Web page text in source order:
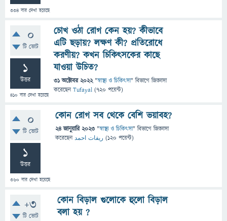
334 বার দেখা হয়েছে
0
টি ভোট
1
উত্তর
410 বার দেখা হয়েছে
চোখ ওঠা রোগ কেন হয়? কীভাবে
এটি ছড়ায়? লক্ষণ কী? প্রতিরোধে
করণীয়? কখন চিকিৎসকের কাছে
যাওয়া উচিত?
31 অক্টোবর 2022 "স্বাস্থ্য ও চিকিৎসা" বিভাগে জিজ্ঞাসা
করেছেনTufayal (720 পয়েন্ট)
0
টি ভোট
1
উত্তর
360 বার দেখা হয়েছে
কোন রোগ সব থেকে বেশি ভয়াবহ?
24 জানুয়ারি 2023 "স্বাস্থ্য ও চিকিৎসা" বিভাগে জিজ্ঞাসা
করেছেনریفات احمد (120 পয়েন্ট)
+3
টি ভোট
কোন বিড়াল গুলোকে হুলো বিড়াল
বলা হয় ?